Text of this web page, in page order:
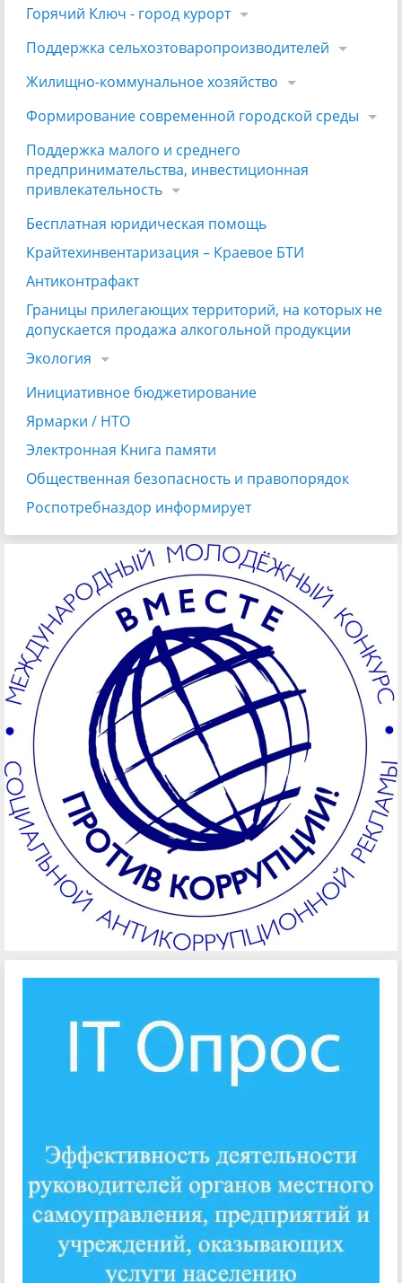
Горячий Ключ - город курорт
Поддержка сельхозтоваропроизводителей
Жилищно-коммунальное хозяйство
Формирование современной городской среды
Поддержка малого и среднего
предпринимательства, инвестиционная
привлекательность
Бесплатная юридическая помощь
Крайтехинвентаризация – Краевое БТИ
Антиконтрафакт
Границы прилегающих территорий, на которых не
допускается продажа алкогольной продукции
Экология
Инициативное бюджетирование
Ярмарки / НТО
Электронная Книга памяти
Общественная безопасность и правопорядок
Роспотребназдор информирует